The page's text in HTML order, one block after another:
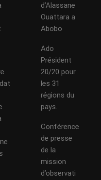
d’Alassane
Ouattara a
Abobo
Ado
Président
20/20 pour
les 31
régions du
pays.
Conférence
de presse
de la
mission
d’observati